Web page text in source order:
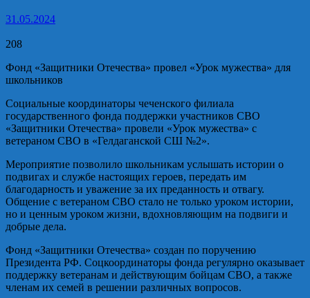
31.05.2024
208
Фонд «Защитники Отечества» провел «Урок мужества» для
школьников
Социальные координаторы чеченского филиала
государственного фонда поддержки участников СВО
«Защитники Отечества» провели «Урок мужества» с
ветераном СВО в «Гелдаганской СШ №2».
Мероприятие позволило школьникам услышать истории о
подвигах и службе настоящих героев, передать им
благодарность и уважение за их преданность и отвагу.
Общение с ветераном СВО стало не только уроком истории,
но и ценным уроком жизни, вдохновляющим на подвиги и
добрые дела.
Фонд «Защитники Отечества» создан по поручению
Президента РФ. Соцкоординаторы фонда регулярно оказывает
поддержку ветеранам и действующим бойцам СВО, а также
членам их семей в решении различных вопросов.